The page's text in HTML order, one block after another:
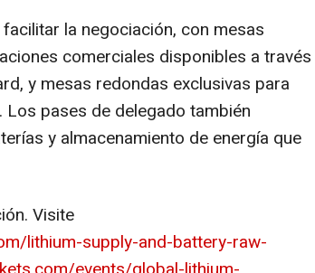
la negociación, con mesas
comerciales disponibles a través
y mesas redondas exclusivas para
pases de delegado también
y almacenamiento de energía que
Visite
lithium-supply-and-battery-raw-